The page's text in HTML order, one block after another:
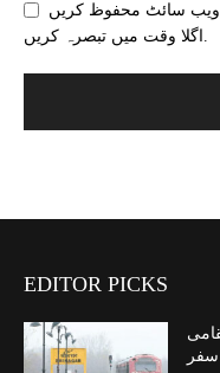
ویب سائٹ محفوظ کریں
اگلا وقت میں تبصرہ کریں.
EDITOR PICKS
سفر